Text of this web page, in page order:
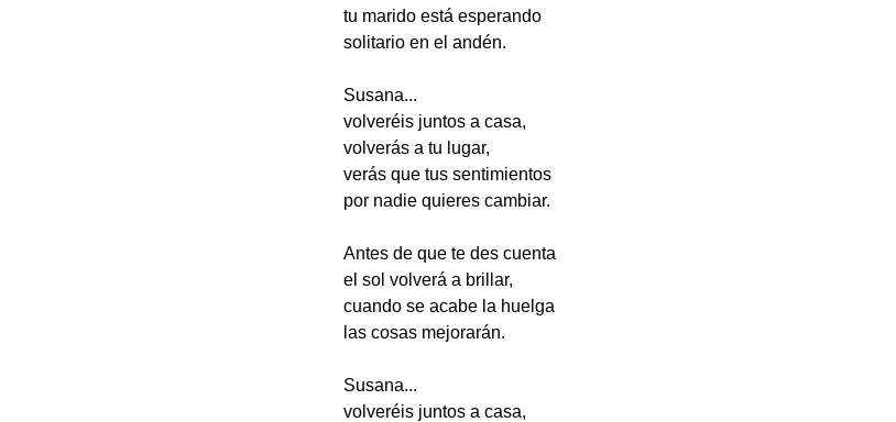
tu marido está esperando
solitario en el andén.
Susana...
volveréis juntos a casa,
volverás a tu lugar,
verás que tus sentimientos
por nadie quieres cambiar.
Antes de que te des cuenta
el sol volverá a brillar,
cuando se acabe la huelga
las cosas mejorarán.
Susana...
volveréis juntos a casa,